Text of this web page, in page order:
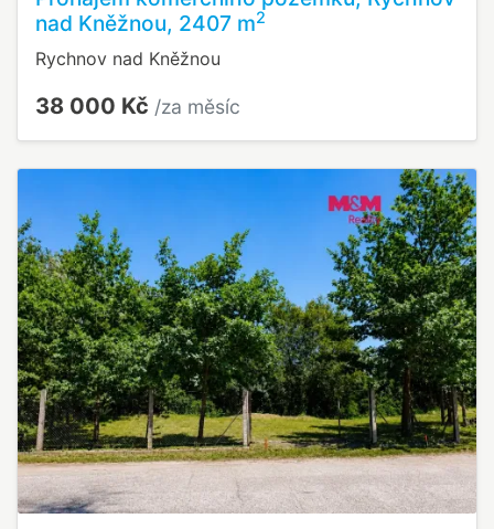
nad Kněžnou, 2407 m2
Rychnov nad Kněžnou
38 000 Kč /za měsíc